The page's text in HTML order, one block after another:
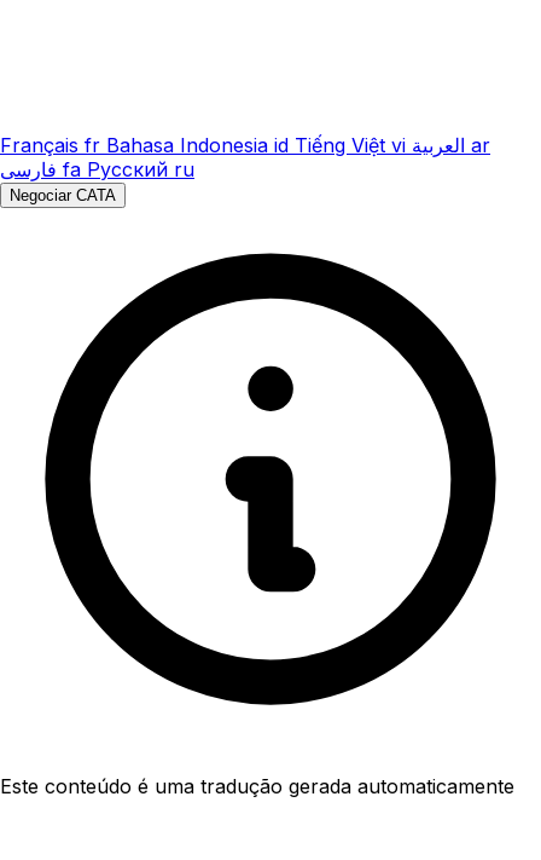
Français fr Bahasa Indonesia id Tiếng Việt vi العربية ar
فارسی fa Русский ru
Negociar CATA
Este conteúdo é uma tradução gerada automaticamente